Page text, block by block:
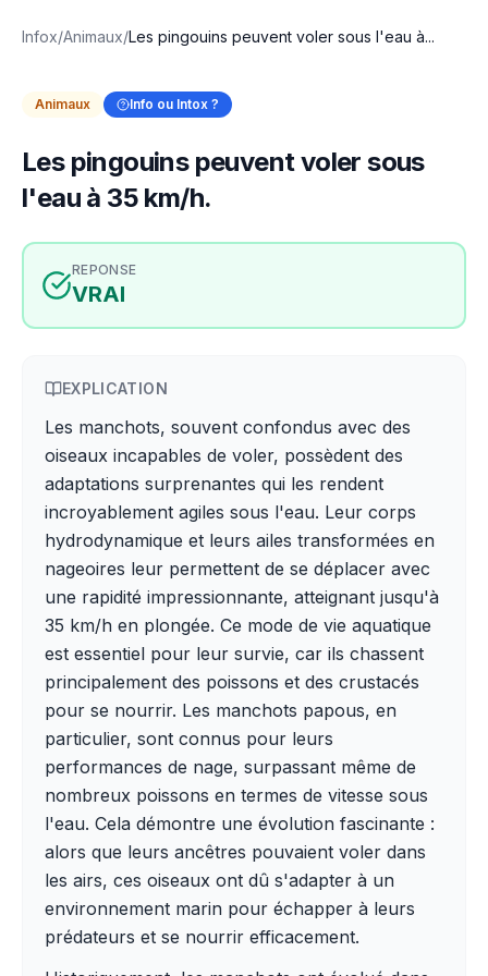
Infox/Animaux/Les pingouins peuvent voler sous l'eau à...
Animaux Info ou Intox ?
Les pingouins peuvent voler sous
l'eau à 35 km/h.
REPONSE
VRAI
EXPLICATION
Les manchots, souvent confondus avec des
oiseaux incapables de voler, possèdent des
adaptations surprenantes qui les rendent
incroyablement agiles sous l'eau. Leur corps
hydrodynamique et leurs ailes transformées en
nageoires leur permettent de se déplacer avec
une rapidité impressionnante, atteignant jusqu'à
35 km/h en plongée. Ce mode de vie aquatique
est essentiel pour leur survie, car ils chassent
principalement des poissons et des crustacés
pour se nourrir. Les manchots papous, en
particulier, sont connus pour leurs
performances de nage, surpassant même de
nombreux poissons en termes de vitesse sous
l'eau. Cela démontre une évolution fascinante :
alors que leurs ancêtres pouvaient voler dans
les airs, ces oiseaux ont dû s'adapter à un
environnement marin pour échapper à leurs
prédateurs et se nourrir efficacement.